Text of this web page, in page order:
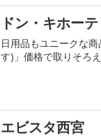
ドン・キホー
日用品もユニークな
す)」価格で取りそろえ
エビスタ西宮